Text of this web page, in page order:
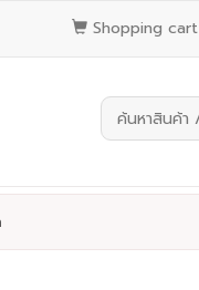
Shopping cart